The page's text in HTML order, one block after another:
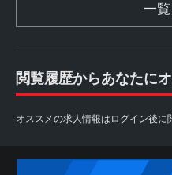
一
閲覧履歴からあなたに
オススメの求人情報はログイン後に